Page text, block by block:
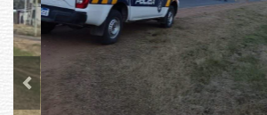
Previous